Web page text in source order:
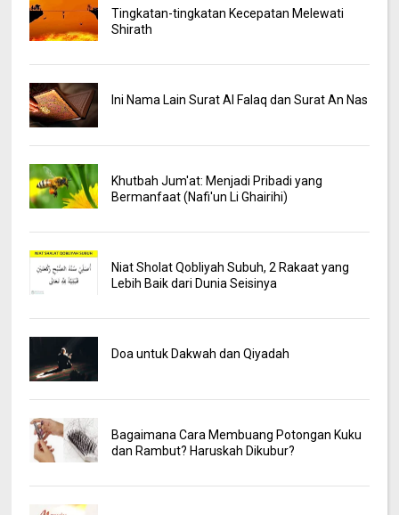
Tingkatan-tingkatan Kecepatan Melewati
Shirath
Ini Nama Lain Surat Al Falaq dan Surat An Nas
Khutbah Jum'at: Menjadi Pribadi yang
Bermanfaat (Nafi'un Li Ghairihi)
Niat Sholat Qobliyah Subuh, 2 Rakaat yang
Lebih Baik dari Dunia Seisinya
Doa untuk Dakwah dan Qiyadah
Bagaimana Cara Membuang Potongan Kuku
dan Rambut? Haruskah Dikubur?